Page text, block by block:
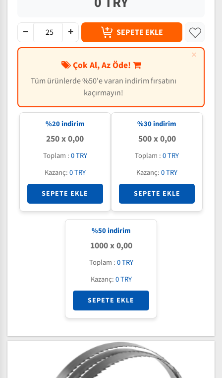
SEPETE EKLE
×
Çok Al, Az Öde!
Tüm ürünlerde %50'e varan indirim fırsatını
kaçırmayın!
%20 indirim
250 x 0,00
Toplam :0 TRY
Kazanç:0 TRY
SEPETE EKLE
%30 indirim
500 x 0,00
Toplam :0 TRY
Kazanç:0 TRY
SEPETE EKLE
%50indirim
1000 x 0,00
Toplam :0 TRY
Kazanç:0 TRY
SEPETE EKLE